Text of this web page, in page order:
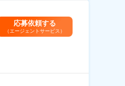
応募依頼する
（エージェントサービス）